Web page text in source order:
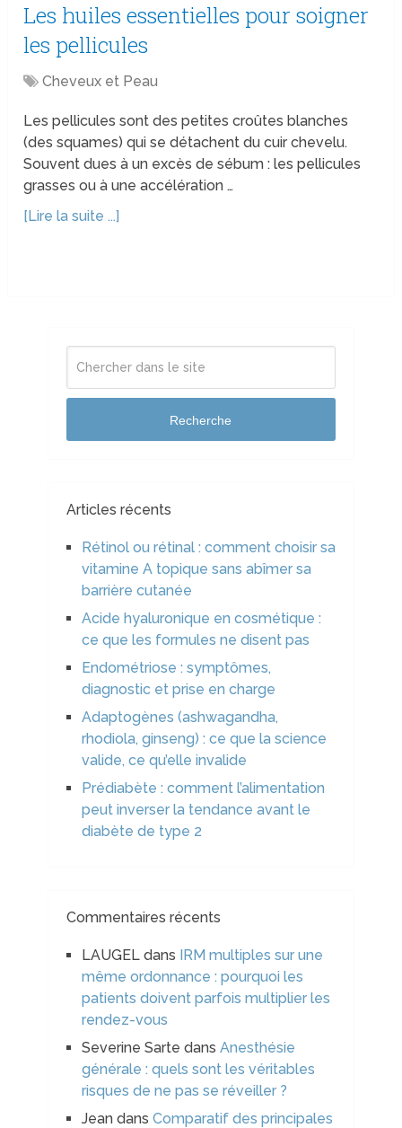
Les huiles essentielles pour soigner
les pellicules
Cheveux et Peau
Les pellicules sont des petites croûtes blanches
(des squames) qui se détachent du cuir chevelu.
Souvent dues à un excès de sébum : les pellicules
grasses ou à une accélération …
[Lire la suite ...]
Recherche
Articles récents
Rétinol ou rétinal : comment choisir sa
vitamine A topique sans abîmer sa
barrière cutanée
Acide hyaluronique en cosmétique :
ce que les formules ne disent pas
Endométriose : symptômes,
diagnostic et prise en charge
Adaptogènes (ashwagandha,
rhodiola, ginseng) : ce que la science
valide, ce qu’elle invalide
Prédiabète : comment l’alimentation
peut inverser la tendance avant le
diabète de type 2
Commentaires récents
LAUGELdans
IRM multiples sur une
même ordonnance : pourquoi les
patients doivent parfois multiplier les
rendez-vous
Severine Sarte dans Anesthésie
générale : quels sont les véritables
risques de ne pas se réveiller ?
Jeandans Comparatif des principales